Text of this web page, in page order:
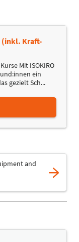
(inkl. Kraft-
Mit ISOKIRO
ein
gezielt Sch...
and